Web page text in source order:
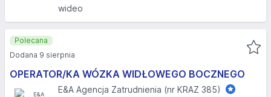
wideo
OPERATOR/KA WÓZKA WIDŁOWEGO BOCZNEGO
E&A Agencja Zatrudnienia (nr KRAZ 385)
Polecana
Dodana 9 sierpnia